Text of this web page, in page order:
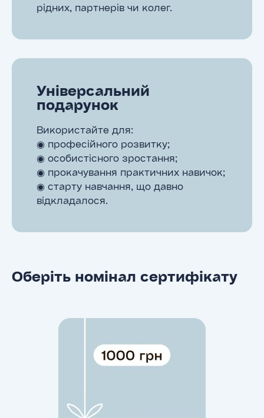
рідних, партнерів чи колег.
Універсальний
подарунок
Використайте для:
◉ професійного розвитку;
◉ особистісного зростання;
◉ прокачування практичних навичок;
◉ старту навчання, що давно
відкладалося.
Оберіть номінал сертифікату